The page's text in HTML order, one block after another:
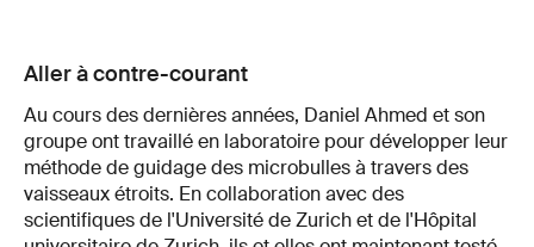
Aller à contre-courant
Au cours des dernières années, Daniel Ahmed et son
groupe ont travaillé en laboratoire pour développer leur
méthode de guidage des microbulles à travers des
vaisseaux étroits. En collaboration avec des
scientifiques de l'Université de Zurich et de l'Hôpital